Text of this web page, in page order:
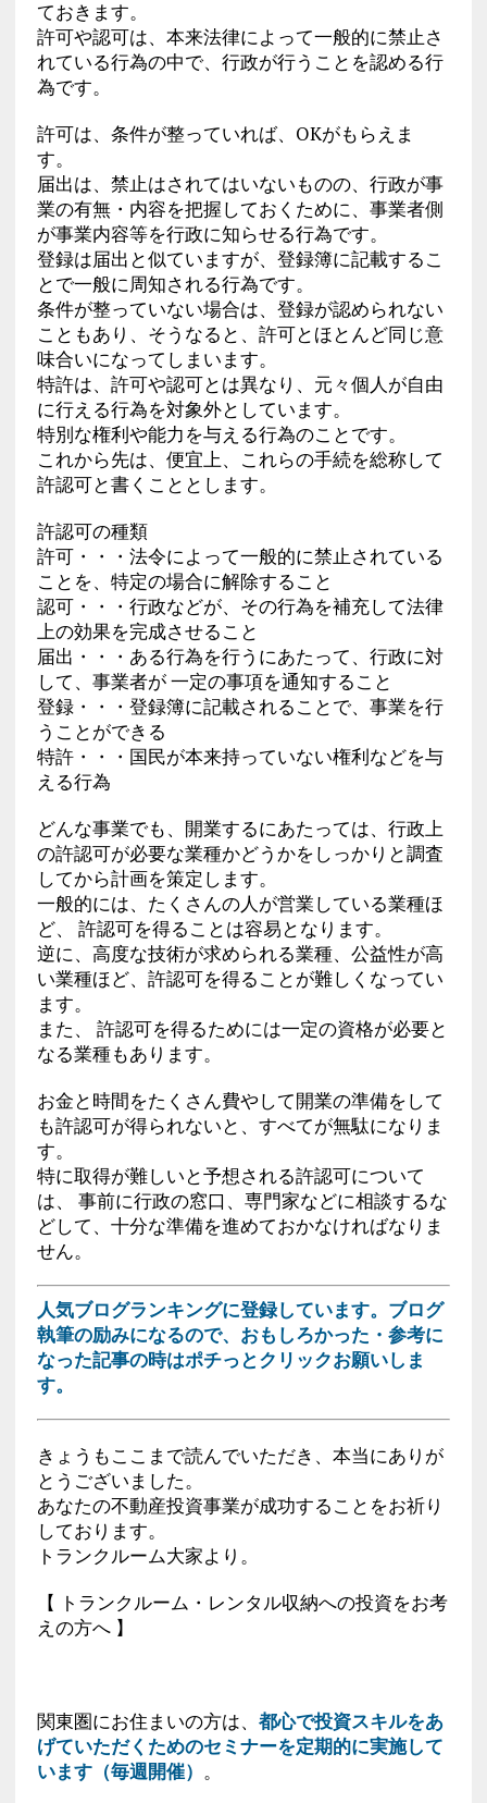
ておきます。
許可や認可は、本来法律によって一般的に禁止さ
れている行為の中で、行政が行うことを認める行
為です。
許可は、条件が整っていれば、OKがもらえま
す。
届出は、禁止はされてはいないものの、行政が事
業の有無・内容を把握しておくために、事業者側
が事業内容等を行政に知らせる行為です。
登録は届出と似ていますが、登録簿に記載するこ
とで一般に周知される行為です。
条件が整っていない場合は、登録が認められない
こともあり、そうなると、許可とほとんど同じ意
味合いになってしまいます。
特許は、許可や認可とは異なり、元々個人が自由
に行える行為を対象外としています。
特別な権利や能力を与える行為のことです。
これから先は、便宜上、これらの手続を総称して
許認可と書くこととします。
許認可の種類
許可・・・法令によって一般的に禁止されている
ことを、特定の場合に解除すること
認可・・・行政などが、その行為を補充して法律
上の効果を完成させること
届出・・・ある行為を行うにあたって、行政に対
して、事業者が 一定の事項を通知すること
登録・・・登録簿に記載されることで、事業を行
うことができる
特許・・・国民が本来持っていない権利などを与
える行為
どんな事業でも、開業するにあたっては、行政上
の許認可が必要な業種かどうかをしっかりと調査
してから計画を策定します。
一般的には、たくさんの人が営業している業種ほ
ど、 許認可を得ることは容易となります。
逆に、高度な技術が求められる業種、公益性が高
い業種ほど、許認可を得ることが難しくなってい
ます。
また、 許認可を得るためには一定の資格が必要と
なる業種もあります。
お金と時間をたくさん費やして開業の準備をして
も許認可が得られないと、すべてが無駄になりま
す。
特に取得が難しいと予想される許認可について
は、 事前に行政の窓口、専門家などに相談するな
どして、十分な準備を進めておかなければなりま
せん。
人気ブログランキングに登録しています。ブログ
執筆の励みになるので、おもしろかった・参考に
なった記事の時はポチっとクリックお願いしま
す。
きょうもここまで読んでいただき、本当にありが
とうございました。
あなたの不動産投資事業が成功することをお祈り
しております。
トランクルーム大家より。
【 トランクルーム・レンタル収納への投資をお考
えの方へ 】
関東圏にお住まいの方は、 都心で投資スキルをあ
げていただくためのセミナーを定期的に実施して
います（毎週開催） 。